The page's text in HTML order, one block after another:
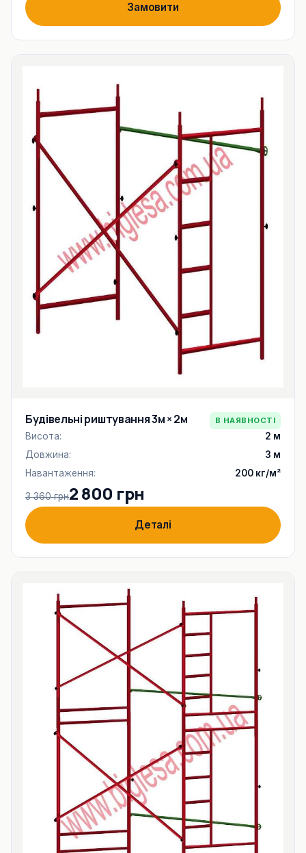
Замовити
Будівельні риштування 3м × 2м В НАЯВНОСТІ
Висота:
2 м
Довжина:
3 м
Навантаження:
200 кг/м²
3 360 грн2 800 грн
Деталі